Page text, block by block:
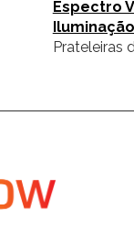
Espectro
Prateleiras